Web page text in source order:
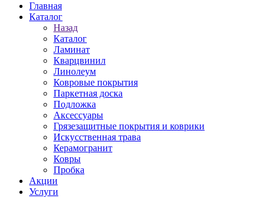
Главная
Каталог
Назад
Каталог
Ламинат
Кварцвинил
Линолеум
Ковровые покрытия
Паркетная доска
Подложка
Аксессуары
Грязезащитные покрытия и коврики
Искусственная трава
Керамогранит
Ковры
Пробка
Акции
Услуги